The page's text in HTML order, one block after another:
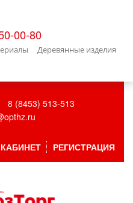
00-80
Деревянные изделия
8 (8453) 513-513
КАБИНЕТ РЕГИСТРАЦИЯ